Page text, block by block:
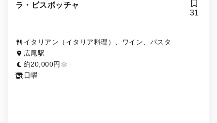
ラ・ビスボッチャ
31
イタリアン（イタリア料理）、ワイン、パスタ
広尾駅
約20,000円
-
日曜